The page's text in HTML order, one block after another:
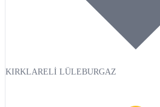
KIRKLARELİ LÜLEBURGAZ